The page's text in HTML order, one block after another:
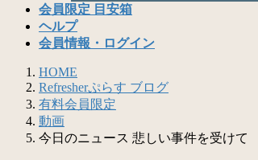
会員限定 目安箱
ヘルプ
会員情報・ログイン
HOME
Refresherぷらす ブログ
有料会員限定
動画
今日のニュース 悲しい事件を受けて